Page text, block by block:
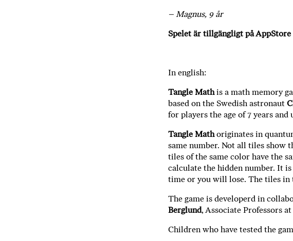
– Magnus, 9 år
Spelet är tillgängligt påAppStore
In english:
Tangle Mathis a math memory
based on the Swedish astronaut
for players the age of 7 years
Tangle Mathoriginates in
same number. Not all tiles show
tiles of the same color have the
calculate the hidden number. It
time or you will lose. The tiles in
The game is developerd in
Berglund, Associate Professors
Children who have tested the